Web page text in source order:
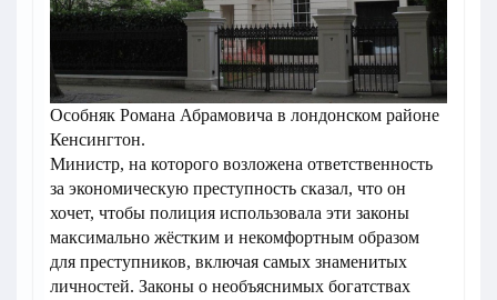
Особняк Романа Абрамовича в лондонском районе
Кенсингтон.
Министр, на которого возложена ответственность
за экономическую преступность сказал, что он
хочет, чтобы полиция использовала эти законы
максимально жёстким и некомфортным образом
для преступников, включая самых знаменитых
личностей. Законы о необъяснимых богатствах